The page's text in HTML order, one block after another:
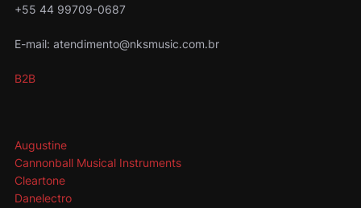
+55 44 99709-0687
E-mail: atendimento@nksmusic.com.br
B2B
Augustine
Cannonball Musical Instruments
Cleartone
Danelectro